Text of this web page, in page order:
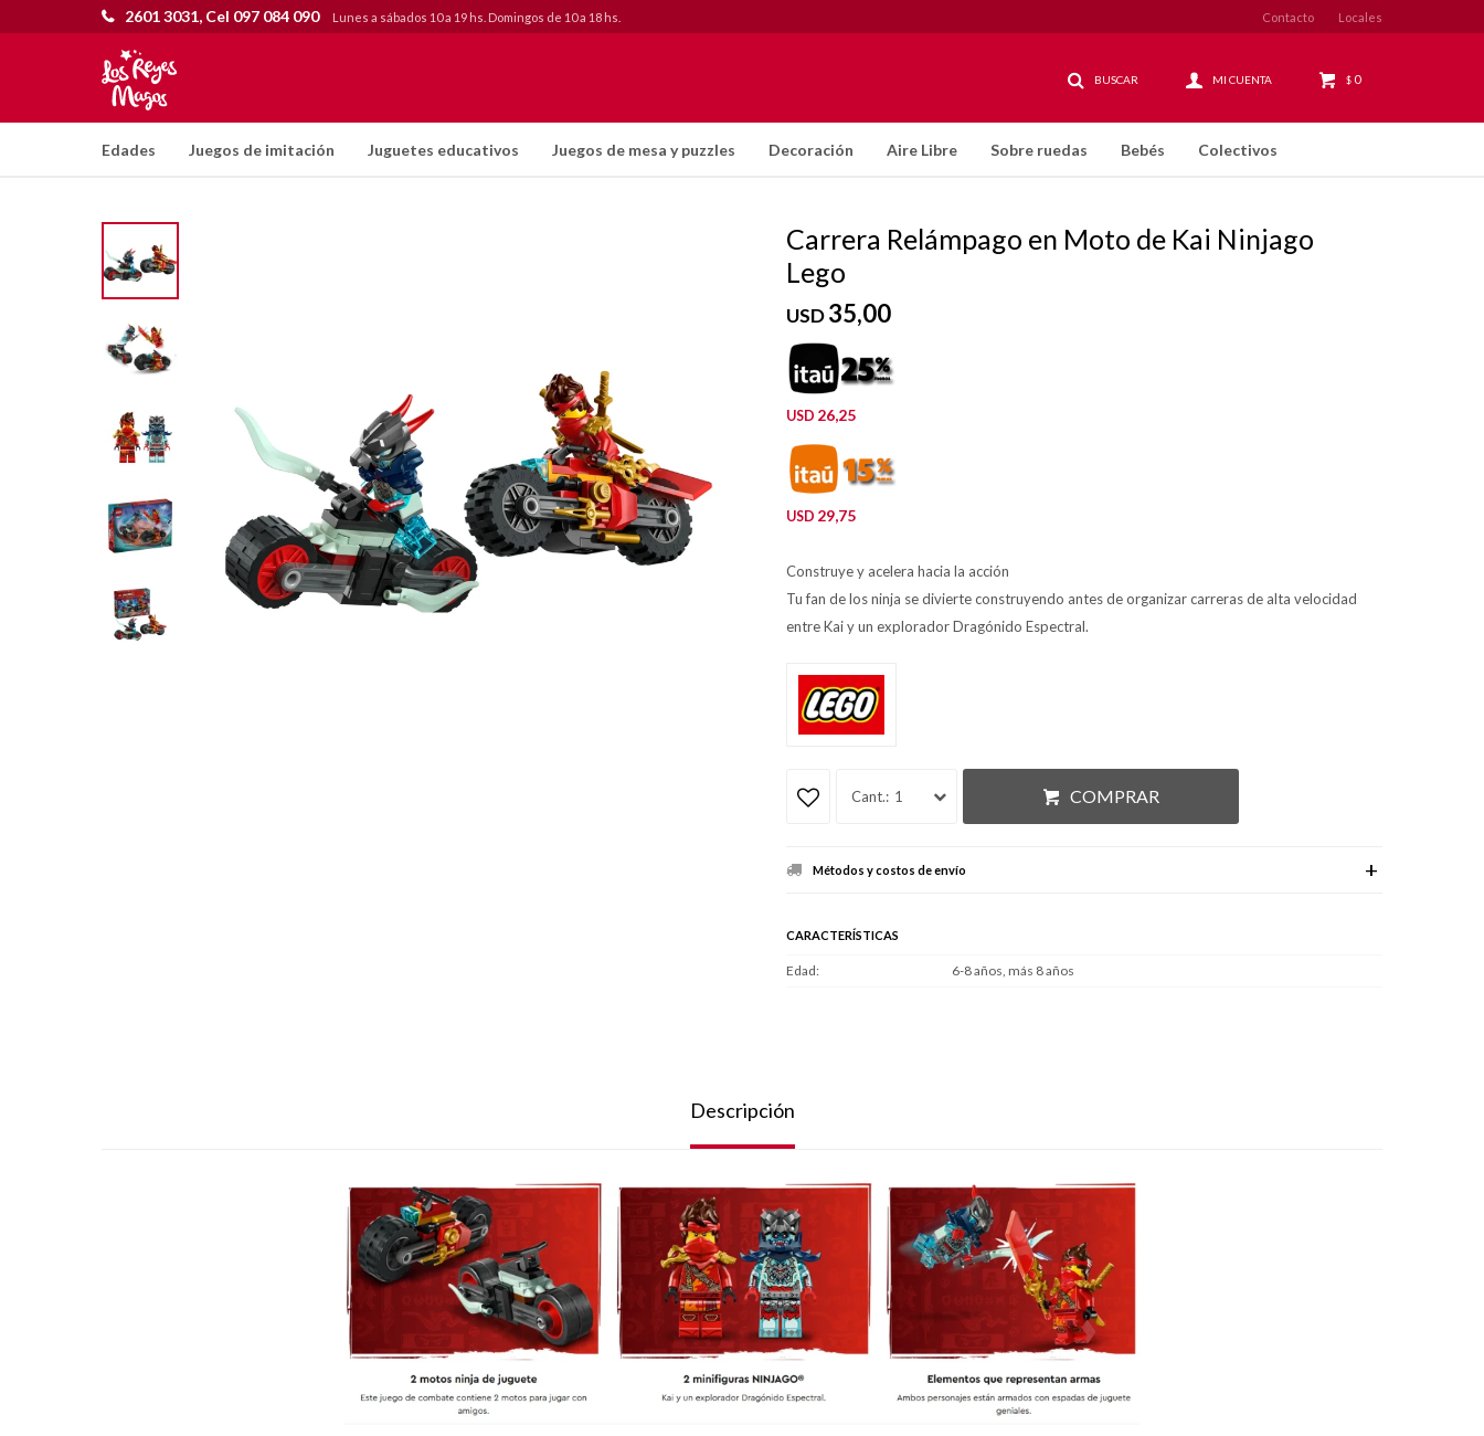
Edades Juegos de imitación Juguetes educativos Juegos de mesa y puzzles Decoración Aire Libre Sobre ruedas Bebés Colectivos
$ 0
2601 3031, Cel 097 084 090 Lunes a sábados 10 a 19 hs. Domingos de 10 a 18 hs. Contacto Locales
Carrera Relámpago en Moto de Kai Ninjago
Lego
USD35,00
USD 26,25
USD 29,75
Construye y acelera hacia la acción
Tu fan de los ninja se divierte construyendo antes de organizar carreras de alta velocidad
entre Kai y un explorador Dragónido Espectral.
1 COMPRAR
Métodos y costos de envío
CARACTERÍSTICAS
Edad 6-8 años, más 8 años
Descripción